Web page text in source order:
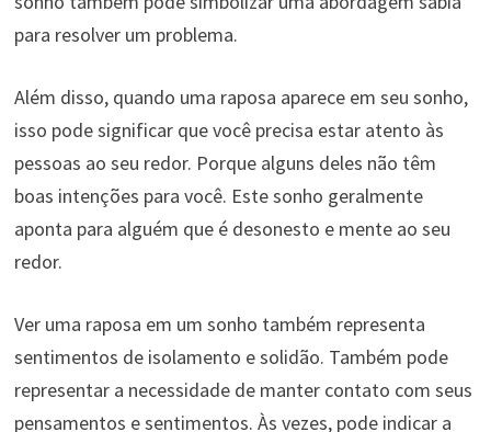
para resolver um problema.
Além disso, quando uma raposa aparece em seu sonho,
isso pode significar que você precisa estar atento às
pessoas ao seu redor. Porque alguns deles não têm
boas intenções para você. Este sonho geralmente
aponta para alguém que é desonesto e mente ao seu
redor.
Ver uma raposa em um sonho também representa
sentimentos de isolamento e solidão. Também pode
representar a necessidade de manter contato com seus
pensamentos e sentimentos. Às vezes, pode indicar a